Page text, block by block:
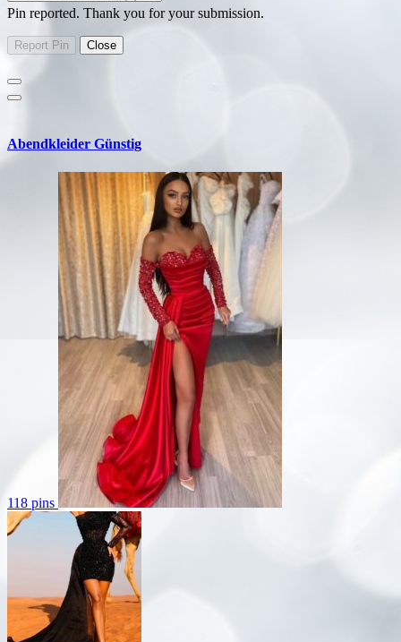
Pin reported. Thank you for your submission.
Abendkleider Günstig
118 pins